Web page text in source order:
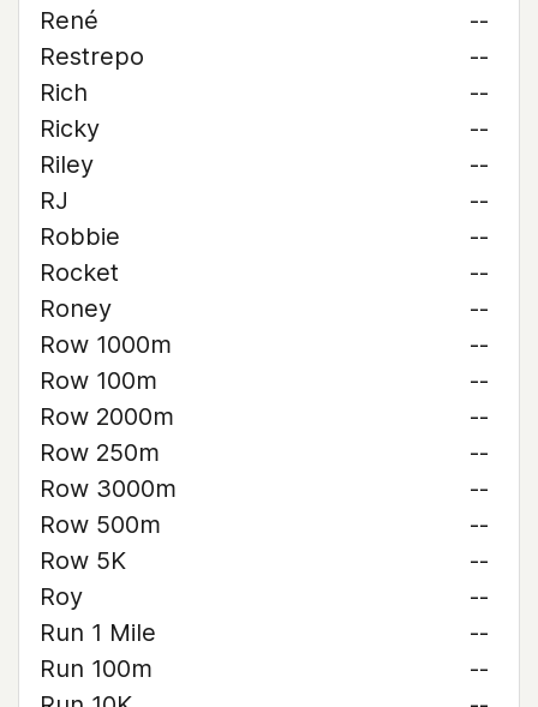
René
--
Restrepo
--
Rich
--
Ricky
--
Riley
--
RJ
--
Robbie
--
Rocket
--
Roney
--
Row 1000m
--
Row 100m
--
Row 2000m
--
Row 250m
--
Row 3000m
--
Row 500m
--
Row 5K
--
Roy
--
Run 1 Mile
--
Run 100m
--